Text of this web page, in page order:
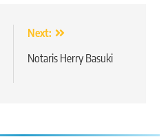
Next:
Notaris Herry Basuki